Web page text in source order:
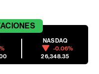
NASDAQ
-0.06%
26,348.35